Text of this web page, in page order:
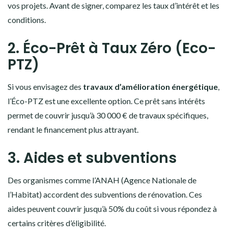
vos projets. Avant de signer, comparez les taux d’intérêt et les
conditions.
2. Éco-Prêt à Taux Zéro (Eco-
PTZ)
Si vous envisagez des travaux d’amélioration énergétique,
l’Éco-PTZ est une excellente option. Ce prêt sans intérêts
permet de couvrir jusqu’à 30 000 € de travaux spécifiques,
rendant le financement plus attrayant.
3. Aides et subventions
Des organismes comme l’ANAH (Agence Nationale de
l’Habitat) accordent des subventions de rénovation. Ces
aides peuvent couvrir jusqu’à 50% du coût si vous répondez à
certains critères d’éligibilité.